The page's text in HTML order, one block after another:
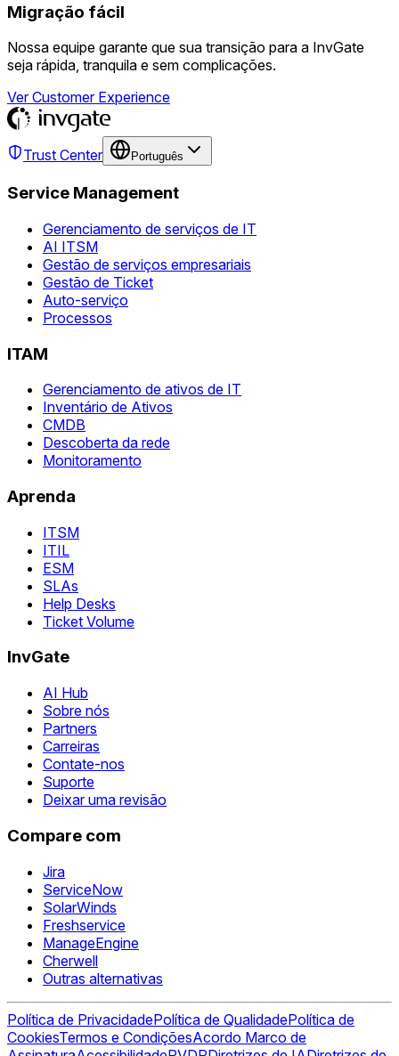
Migração fácil
Nossa equipe garante que sua transição para a InvGate
seja rápida, tranquila e sem complicações.
Ver Customer Experience
Trust Center Português
Service Management
Gerenciamento de serviços de IT
AI ITSM
Gestão de serviços empresariais
Gestão de Ticket
Auto-serviço
Processos
ITAM
Gerenciamento de ativos de IT
Inventário de Ativos
CMDB
Descoberta da rede
Monitoramento
Aprenda
ITSM
ITIL
ESM
SLAs
Help Desks
Ticket Volume
InvGate
AI Hub
Sobre nós
Partners
Carreiras
Contate-nos
Suporte
Deixar uma revisão
Compare com
Jira
ServiceNow
SolarWinds
Freshservice
ManageEngine
Cherwell
Outras alternativas
Política de PrivacidadePolítica de QualidadePolítica de
CookiesTermos e CondiçõesAcordo Marco de